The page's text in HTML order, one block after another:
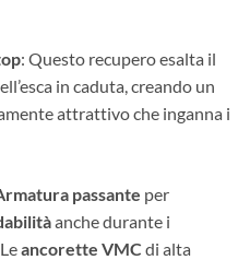
: Questo recupero esalta il
in caduta, creando un
attrattivo che inganna i
passante per
anche durante i
ancorette VMC di alta